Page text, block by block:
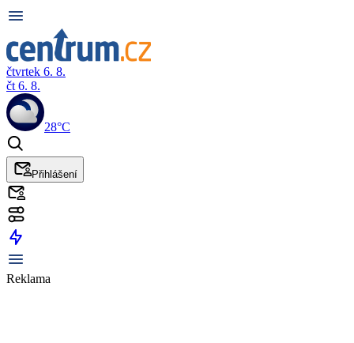
čtvrtek 6. 8.
čt 6. 8.
28°C
Přihlášení
Reklama